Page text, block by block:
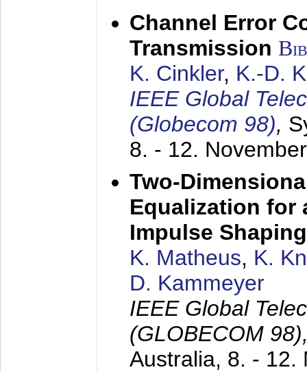
Channel Error
Transmission
K. Cinkler, K.-D.
IEEE Global
(Globecom 98),
8. - 12.
Two-
Equalization for
Impulse
K. Matheus, K.
D. Kammeyer
IEEE Global
(GLOBECOM
Australia, 8. - 12.